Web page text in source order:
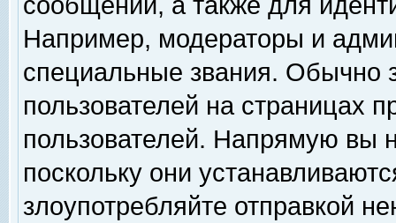
Например, модераторы и
специальные звания. Обычно
пользователей на страницах
пользователей. Напрямую вы
поскольку они
злоупотребляйте отправкой